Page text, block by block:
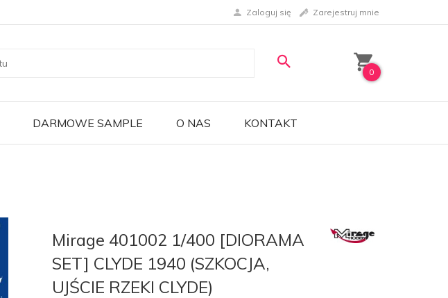
Zaloguj się Zarejestruj mnie
0
DARMOWE SAMPLE O NAS KONTAKT
Mirage 401002 1/400 [DIORAMA
SET] CLYDE 1940 (SZKOCJA,
UJŚCIE RZEKI CLYDE)